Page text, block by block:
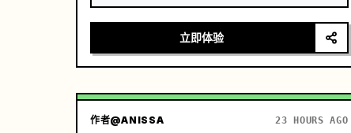
立即体验
作者@ANISSA 23 HOURS AGO